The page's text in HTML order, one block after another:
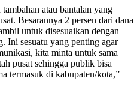
atau bantalan yang
Besarannya 2 persen dari dana
untuk disesuaikan dengan
Ini sesuatu yang penting agar
kita minta untuk sama
pusat sehingga publik bisa
termasuk di kabupaten/kota,”